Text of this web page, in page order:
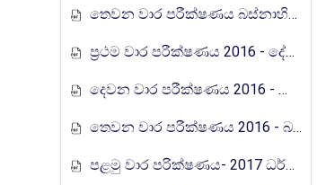
තෙවන වාර පරීක්ෂණය බස්නාහිර පළාත (පිළිතුරු පත්‍ර) 2015
ප්‍රථම වාර පරීක්ෂණය 2016 - දේවි බාලිකා විද්‍යාලය, කොළඹ
දෙවන වාර පරීක්ෂණය 2016 - දේවි බාලිකා විද්‍යාලය, කොළඹ
තෙවන වාර පරීක්ෂණය 2016 - බස්නාහිර පළාත
පළමු වාර පරික්ෂණය- 2017 ධර්මදුත විද්‍යාලය